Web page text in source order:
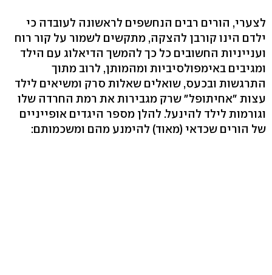
לצערי, הורים רבים הנחשפים לראשונה לעובדה כי
ילדם הינו קורבן להצקה, מתקשים לשמור על קור רוח
וענייניות החשובים כל כך להמשך הדיאלוג עם הילד
ומגיבים באימפולסיביות ומהמותן, לרוב מתוך
התרגשות ובכעס, שואלים שאלות סרק ומשיאים לילד
עצות "אחיתופל" שרק מגבירות את רמת החרדה שלו
וגורמות לילד להינעל. להלן מספר היגדים אופייניים
של הורים שכדאי (מאוד) להימנע מהם ומשכמותם: